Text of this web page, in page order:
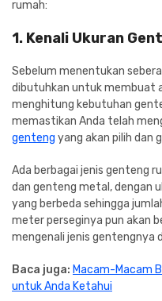
rumah:
1. Kenali Ukuran
Sebelum menentukan
dibutuhkan untuk membuat
menghitung kebutuhan
memastikan Anda telah
genteng yang akan pilih dan
Ada berbagai jenis genteng
dan genteng metal, dengan
yang berbeda sehingga
meter perseginya pun akan
mengenali jenis gentengnya
Baca juga: Macam-Macam
untuk Anda Ketahui